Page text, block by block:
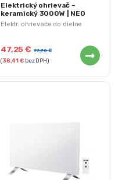
Elektr. ohrievače do dielne
Elektrický ohrievač –
keramický 3000W | NEO
90-061
47,25€ 77,70€
(38,41€bez DPH)